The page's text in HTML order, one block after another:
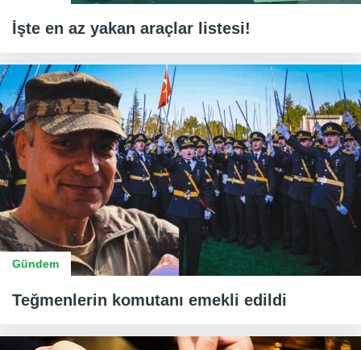
İşte en az yakan araçlar listesi!
Gündem
Teğmenlerin komutanı emekli edildi